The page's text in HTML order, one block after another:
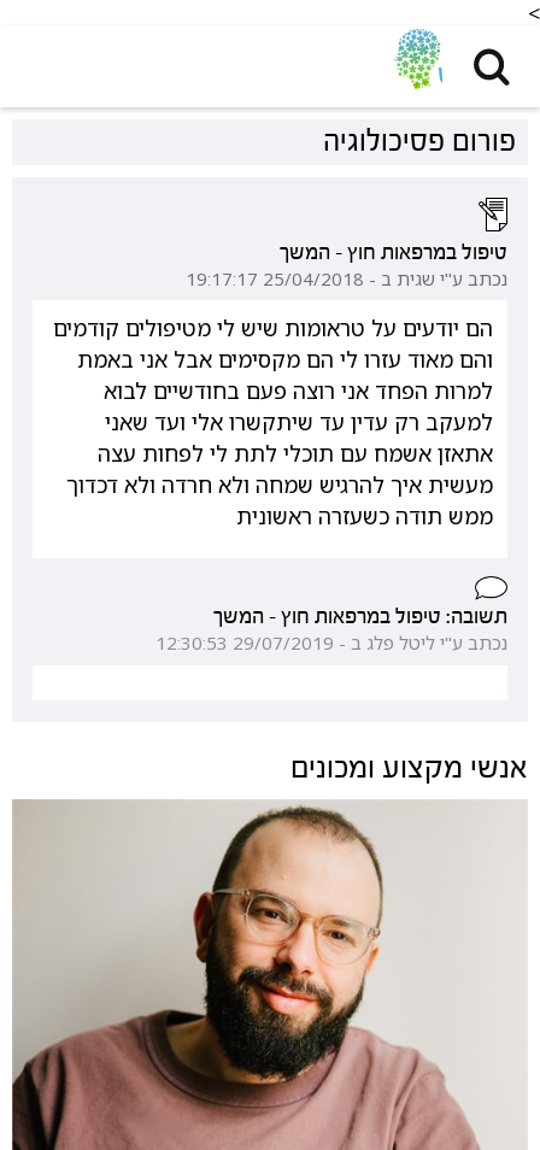
<
פורום פסיכולוגיה
טיפול במרפאות חוץ - המשך
נכתב ע"י שגית ב - 25/04/2018 19:17:17
הם יודעים על טראומות שיש לי מטיפולים קודמים
והם מאוד עזרו לי הם מקסימים אבל אני באמת
למרות הפחד אני רוצה פעם בחודשיים לבוא
למעקב רק עדין עד שיתקשרו אלי ועד שאני
אתאזן אשמח עם תוכלי לתת לי לפחות עצה
מעשית איך להרגיש שמחה ולא חרדה ולא דכדוך
ממש תודה כשעזרה ראשונית
תשובה: טיפול במרפאות חוץ - המשך
נכתב ע"י ליטל פלג ב - 29/07/2019 12:30:53
אנשי מקצוע ומכונים